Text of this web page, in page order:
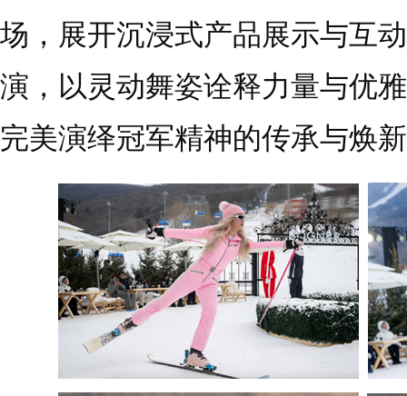
场，展开沉浸式产品展示与互
演，以灵动舞姿诠释力量与优
完美演绎冠军精神的传承与焕